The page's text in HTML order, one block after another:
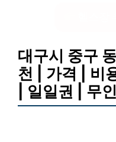
대구시 중구
천 | 가격 | 비
| 일일권 | 무